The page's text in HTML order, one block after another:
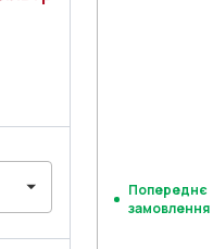
Попереднє
замовлення